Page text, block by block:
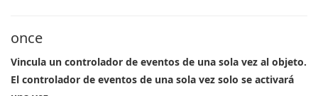
once
Vincula un controlador de eventos de una sola vez al objeto.
El controlador de eventos de una sola vez solo se activará